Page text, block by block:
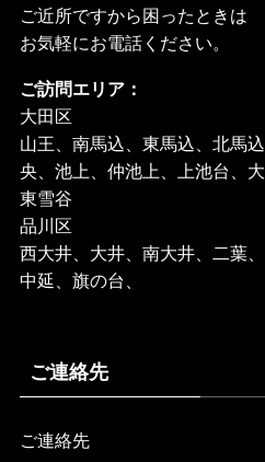
ご近所ですから困ったときは
お気軽にお電話ください。
ご訪問エリア：
大田区
山王、南馬込、東馬込、北馬
央、池上、仲池上、上池台、
東雪谷
品川区
西大井、大井、南大井、二葉
中延、旗の台、
ご連絡先
ご連絡先